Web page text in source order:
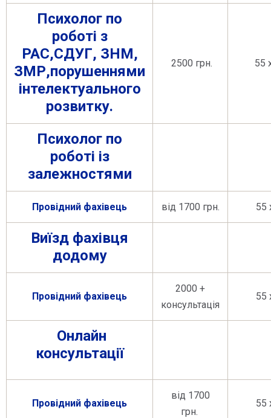
Психолог по
роботі з
РАС,СДУГ, ЗНМ,
ЗМР,порушеннями
інтелектуального
розвитку.
2500 грн. 55
Психолог по
роботі із
залежностями
Провідний фахівець від 1700 грн. 55
Виїзд фахівця
додому
Провідний фахівець
2000 +
консультація
55
Онлайн
консультації
Провідний фахівець
від 1700
грн.
55